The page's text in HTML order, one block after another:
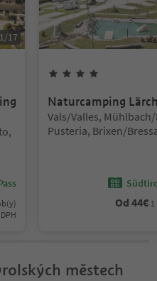
1/17
Naturcamping
Lokalita:
Vals/Valles,
Pusteria, Brixen/
Od 44€
městech